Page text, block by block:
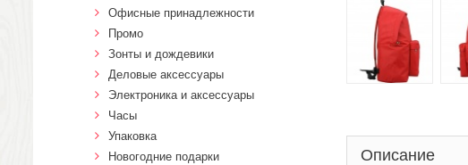
Описание
Офисные принадлежности
Промо
Зонты и дождевики
Деловые аксессуары
Электроника и аксессуары
Часы
Упаковка
Новогодние подарки